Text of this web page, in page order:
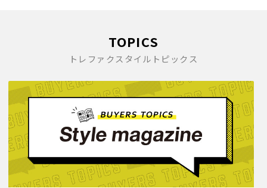
TOPICS
トレファクスタイルトピックス